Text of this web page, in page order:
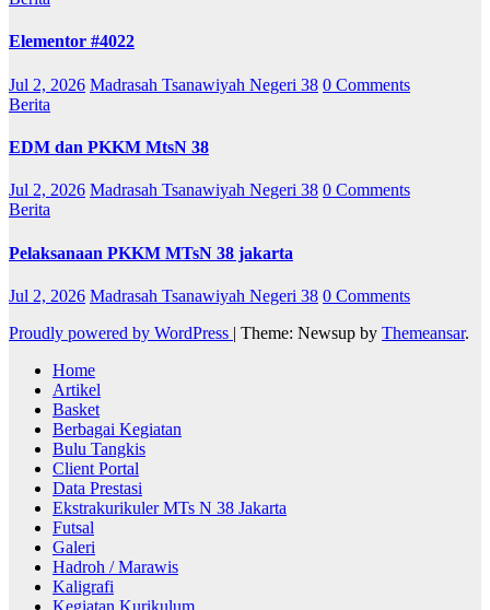
Elementor #4022
Jul 2, 2026 Madrasah Tsanawiyah Negeri 38 0 Comments
Berita
EDM dan PKKM MtsN 38
Jul 2, 2026 Madrasah Tsanawiyah Negeri 38 0 Comments
Berita
Pelaksanaan PKKM MTsN 38 jakarta
Jul 2, 2026 Madrasah Tsanawiyah Negeri 38 0 Comments
Proudly powered by WordPress | Theme: Newsup by Themeansar.
Home
Artikel
Basket
Berbagai Kegiatan
Bulu Tangkis
Client Portal
Data Prestasi
Ekstrakurikuler MTs N 38 Jakarta
Futsal
Galeri
Hadroh / Marawis
Kaligrafi
Kegiatan Kurikulum